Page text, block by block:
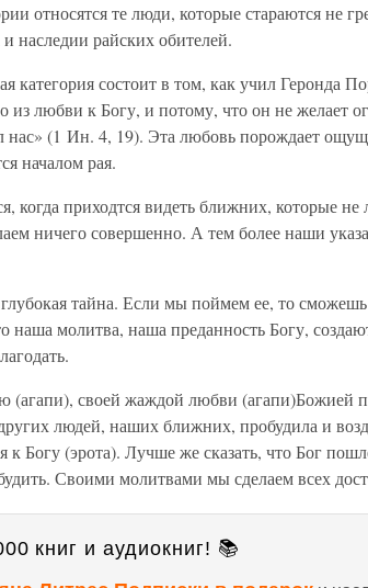
относятся те люди, которые стараются не
наследии райских обителей.
категория состоит в том, как учил Геронда
из любви к Богу, и потому, что он не желает
нас» (1 Ин. 4, 19). Эта любовь порождает
началом рая.
когда приходтся видеть ближних, которые
ничего совершенно. А тем более наши
тайна. Если мы поймем ее, то
молитва, наша преданность Богу,
своей жаждой любви (агапи)Божией
людей, наших ближних, пробудила и
Богу (эрота). Лучше же сказать, что Бог
Своими молитвами мы сделаем всех
книг и аудиокниг! 📚